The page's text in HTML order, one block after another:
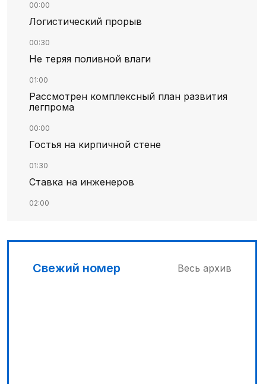
00:00
Логистический прорыв
00:30
Не теряя поливной влаги
01:00
Рассмотрен комплексный план развития
легпрома
00:00
Гостья на кирпичной стене
01:30
Ставка на инженеров
02:00
02:30
Свежий номер Весь архив